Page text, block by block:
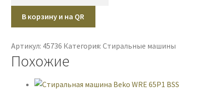
Стиральная
машина
W3NGPI61SAST/C
серый
В корзину и на QR
Артикул: 45736 Категория: Стиральные машины
Похожие